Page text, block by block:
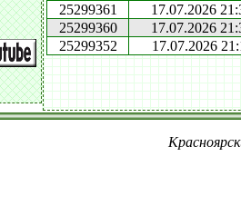
25299361
17.07.2026
25299360
17.07.2026
25299352
17.07.2026